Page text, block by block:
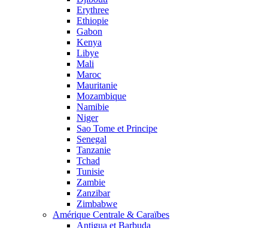
Erythree
Ethiopie
Gabon
Kenya
Libye
Mali
Maroc
Mauritanie
Mozambique
Namibie
Niger
Sao Tome et Principe
Senegal
Tanzanie
Tchad
Tunisie
Zambie
Zanzibar
Zimbabwe
Amérique Centrale & Caraïbes
Antigua et Barbuda